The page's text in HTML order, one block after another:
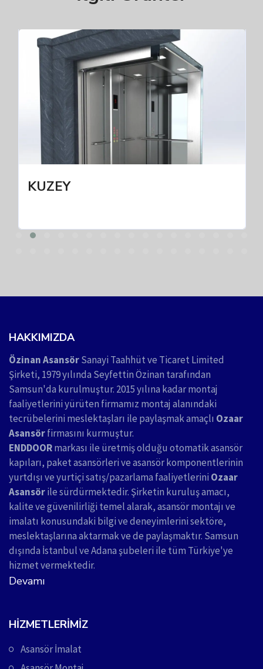
KUZEY
HAKKIMIZDA
Özinan AsansörSanayi Taahhüt ve Ticaret Limited
Şirketi, 1979 yılında Seyfettin Özinan tarafından
Samsun'da kurulmuştur. 2015 yılına kadar montaj
faaliyetlerini yürüten firmamız montaj alanındaki
tecrübelerini meslektaşları ile paylaşmak amaçlı Ozaar
Asansörfirmasını kurmuştur.
ENDDOORmarkası ile üretmiş olduğu otomatik asansör
kapıları, paket asansörleri ve asansör komponentlerinin
yurtdışı ve yurtiçi satış/pazarlama faaliyetlerini Ozaar
Asansörile sürdürmektedir. Şirketin kuruluş amacı,
kalite ve güvenilirliği temel alarak, asansör montajı ve
imalatı konusundaki bilgi ve deneyimlerini sektöre,
meslektaşlarına aktarmak ve de paylaşmaktır. Samsun
dışında İstanbul ve Adana şubeleri ile tüm Türkiye'ye
hizmet vermektedir.
Devamı
HIZMETLERIMIZ
Asansör İmalat